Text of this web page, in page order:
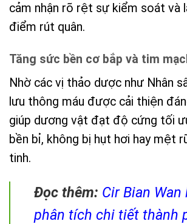
cảm nhận rõ rệt sự kiểm soát và
điểm rút quân.
Tăng sức bền cơ bắp và tim
Nhờ các vị thảo dược như Nhân
lưu thông máu được cải thiện
giúp dương vật đạt độ cứng tối
bền bỉ, không bị hụt hơi hay mệt
tinh.
Đọc thêm: Cir Bian Wan
phân tích chi tiết thành